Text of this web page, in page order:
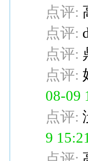
点评:
点评:
点评:
点评:
08-09
点评:
9